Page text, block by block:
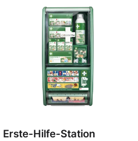
Erste-Hilfe-Station